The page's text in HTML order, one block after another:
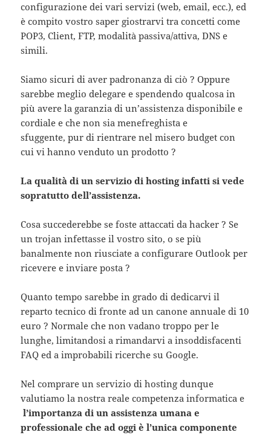
configurazione dei vari servizi (web, email, ecc.), ed
è compito vostro saper giostrarvi tra concetti come
POP3, Client, FTP, modalità passiva/attiva, DNS e
simili.
Siamo sicuri di aver padronanza di ciò ? Oppure
sarebbe meglio delegare e spendendo qualcosa in
più avere la garanzia di un’assistenza disponibile e
cordiale e che non sia menefreghista e
sfuggente, pur di rientrare nel misero budget con
cui vi hanno venduto un prodotto ?
La qualità di un servizio di hosting infatti si vede
sopratutto dell’assistenza.
Cosa succederebbe se foste attaccati da hacker ? Se
un trojan infettasse il vostro sito, o se più
banalmente non riusciate a configurare Outlook per
ricevere e inviare posta ?
Quanto tempo sarebbe in grado di dedicarvi il
reparto tecnico di fronte ad un canone annuale di 10
euro ? Normale che non vadano troppo per le
lunghe, limitandosi a rimandarvi a insoddisfacenti
FAQ ed a improbabili ricerche su Google.
Nel comprare un servizio di hosting dunque
valutiamo la nostra reale competenza informatica e
l’importanza di un assistenza umana e
professionale che ad oggi è l’unica componente